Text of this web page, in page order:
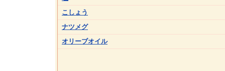
こしょう
ナツメグ
オリーブオイル